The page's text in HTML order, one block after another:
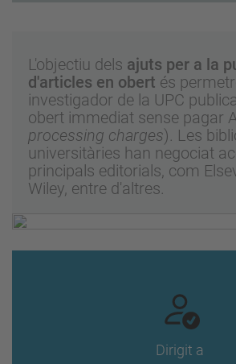
L'objectiu dels ajuts per a la
d'articles en obert és
investigador de la UPC
obert immediat sense pagar
processing charges). Les
universitàries han negociat
principals editorials, com
Wiley, entre d'altres.
Dirigit a